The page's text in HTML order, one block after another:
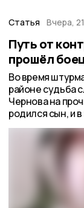
Статья Вчера,
Путь от
прошёл
Во время
районе судьба
Чернова на
родился сын, и